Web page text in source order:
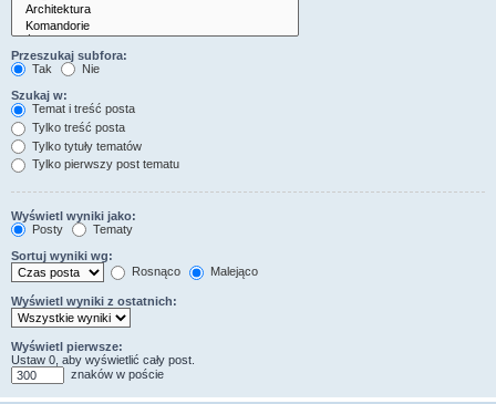
Przeszukaj subfora:
Tak
Nie
Szukaj w:
Temat i treść posta
Tylko treść posta
Tylko tytuły tematów
Tylko pierwszy post tematu
Wyświetl wyniki jako:
Posty
Tematy
Sortuj wyniki wg:
Rosnąco
Malejąco
Wyświetl wyniki z ostatnich:
Wyświetl pierwsze:
Ustaw 0, aby wyświetlić cały post.
znaków w poście